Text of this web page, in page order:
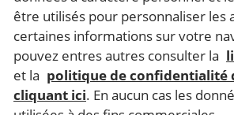
être utilisés pour personnaliser les
certaines informations sur votre
pouvez entres autres consulter la
et la politique de confidentialité
cliquant ici. En aucun cas les